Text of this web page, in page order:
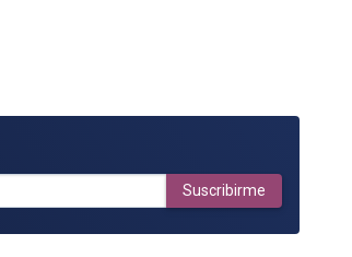
Suscribirme